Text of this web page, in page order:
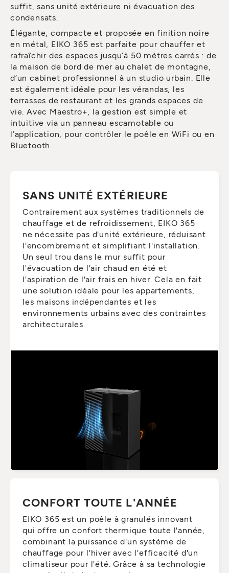
suffit, sans unité extérieure ni évacuation des
condensats.
Élégante, compacte et proposée en finition noire
en métal, EIKO 365 est parfaite pour chauffer et
rafraîchir des espaces jusqu’à 50 mètres carrés : de
la maison de bord de mer au chalet de montagne,
d’un cabinet professionnel à un studio urbain. Elle
est également idéale pour les vérandas, les
terrasses de restaurant et les grands espaces de
vie. Avec Maestro+, la gestion est simple et
intuitive via un panneau escamotable ou
l’application, pour contrôler le poêle en WiFi ou en
Bluetooth.
SANS UNITÉ EXTÉRIEURE
Contrairement aux systèmes traditionnels de
chauffage et de refroidissement, EIKO 365
ne nécessite pas d'unité extérieure, réduisant
l'encombrement et simplifiant l'installation.
Un seul trou dans le mur suffit pour
l'évacuation de l'air chaud en été et
l'aspiration de l'air frais en hiver. Cela en fait
une solution idéale pour les appartements,
les maisons indépendantes et les
environnements urbains avec des contraintes
architecturales.
CONFORT TOUTE L'ANNÉE
EIKO 365 est un poêle à granulés innovant
qui offre un confort thermique toute l'année,
combinant la puissance d'un système de
chauffage pour l'hiver avec l'efficacité d'un
climatiseur pour l'été. Grâce à sa technologie